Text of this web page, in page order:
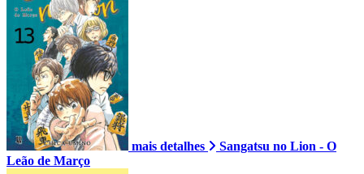
mais detalhes
Sangatsu no Lion - O
Leão de Março